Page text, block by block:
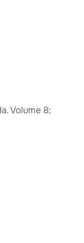
Volume 8;